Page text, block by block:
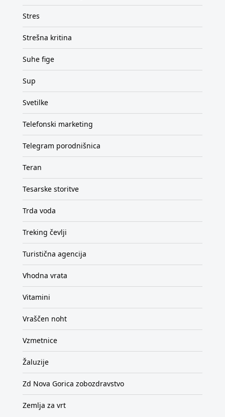
Stres
Strešna kritina
Suhe fige
Sup
Svetilke
Telefonski marketing
Telegram porodnišnica
Teran
Tesarske storitve
Trda voda
Treking čevlji
Turistična agencija
Vhodna vrata
Vitamini
Vraščen noht
Vzmetnice
Žaluzije
Zd Nova Gorica zobozdravstvo
Zemlja za vrt